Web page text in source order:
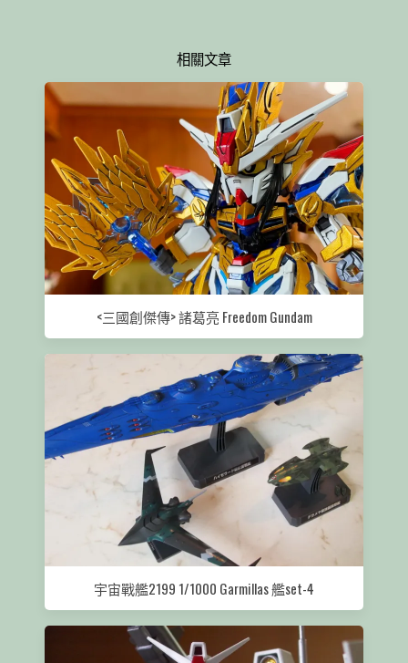
相關文章
<三國創傑傳> 諸葛亮 Freedom Gundam
宇宙戰艦2199 1/1000 Garmillas 艦set-4